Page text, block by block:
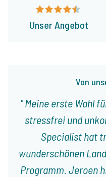
Von
Meine erste Wahl
stressfrei und
Specialist hat
wunderschönen
Programm. Jeroen
Unser Angebot